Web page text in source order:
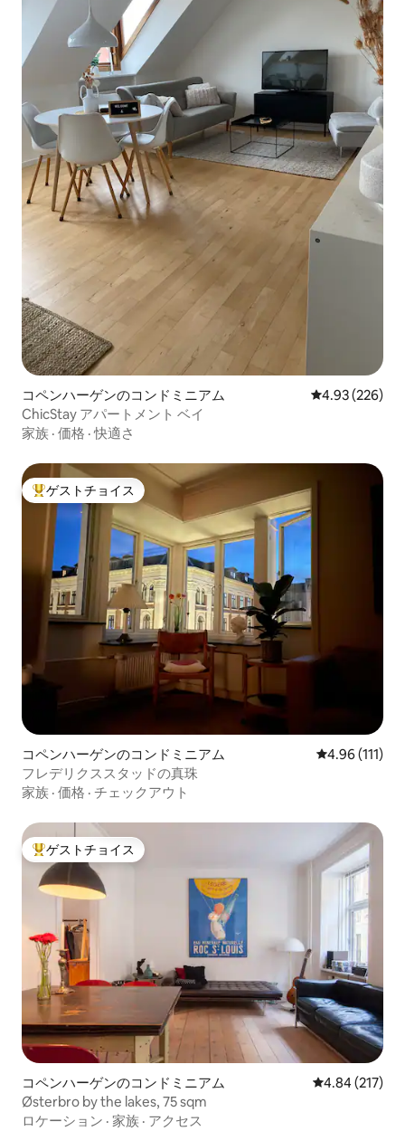
コペンハーゲンのコンドミニアム レビュー226
4.93 (226)
ChicStay アパートメント ベイ
家族 · 価格 ·快適さ
大好評のゲストチョイスです。
ゲストチョイス
コペンハーゲンのコンドミニアム レビュー111
4.96 (111)
フレデリクススタッドの真珠
家族 · 価格 · チェックアウト
大好評のゲストチョイスです。
ゲストチョイス
コペンハーゲンのコンドミニアム レビュー217
4.84 (217)
Østerbro by the lakes, 75 sqm
ロケーション · 家族 · アクセス